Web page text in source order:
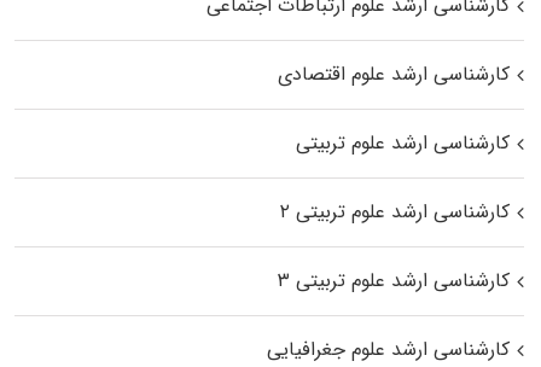
کارشناسی ارشد علوم اقتصادی
کارشناسی ارشد علوم تربیتی
کارشناسی ارشد علوم تربیتی ۲
کارشناسی ارشد علوم تربیتی ۳
کارشناسی ارشد علوم جغرافیایی